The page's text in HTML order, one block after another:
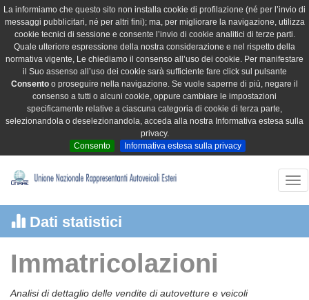
La informiamo che questo sito non installa cookie di profilazione (né per l’invio di
messaggi pubblicitari, né per altri fini); ma, per migliorare la navigazione, utilizza
cookie tecnici di sessione e consente l’invio di cookie analitici di terze parti.
Quale ulteriore espressione della nostra considerazione e nel rispetto della
normativa vigente, Le chiediamo il consenso all’uso dei cookie. Per manifestare
il Suo assenso all’uso dei cookie sarà sufficiente fare click sul pulsante
Consento o proseguire nella navigazione. Se vuole saperne di più, negare il
consenso a tutti o alcuni cookie, oppure cambiare le impostazioni
specificamente relative a ciascuna categoria di cookie di terza parte,
selezionandola o deselezionandola, acceda alla nostra Informativa estesa sulla
privacy.
Consento
Informativa estesa sulla privacy
Dati statistici
Immatricolazioni
Analisi di dettaglio delle vendite di autovetture e veicoli